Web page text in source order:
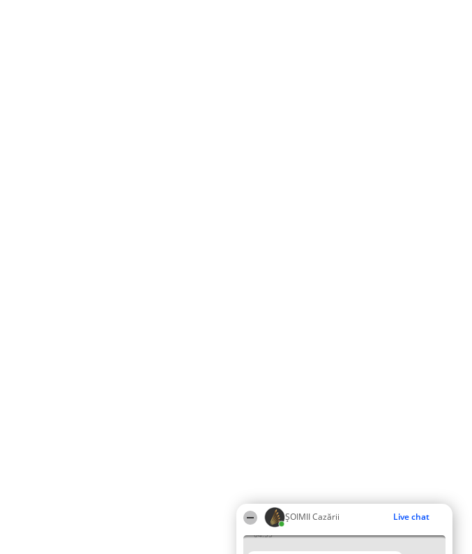
ȘOIMII Cazării Live chat
04:55